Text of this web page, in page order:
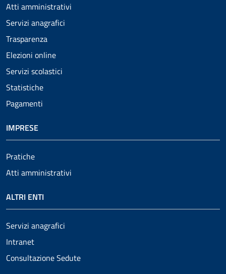
Atti amministrativi
Servizi anagrafici
Trasparenza
Elezioni online
Servizi scolastici
Statistiche
Pagamenti
IMPRESE
Pratiche
Atti amministrativi
ALTRI ENTI
Servizi anagrafici
Intranet
Consultazione Sedute